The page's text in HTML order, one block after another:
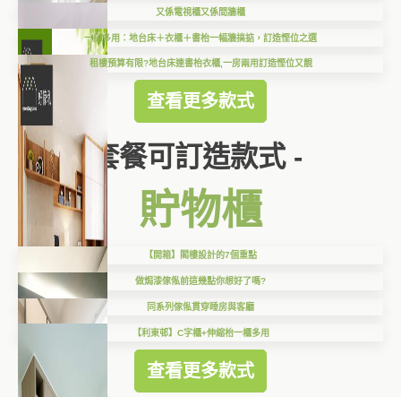
又係電視櫃又係間牆櫃
一房多用：地台床＋衣櫃＋書枱一幅牆搞掂，訂造慳位之選
租樓預算有限?地台床連書枱衣櫃,一房兩用訂造慳位又靚
查看更多款式
套餐可訂造款式 -
貯物櫃
【開箱】閣樓設計的7個重點
做焗漆傢俬前這幾點你想好了嗎?
同系列傢俬貫穿睡房與客廳
【利東邨】C字櫃+伸縮枱一櫃多用
查看更多款式